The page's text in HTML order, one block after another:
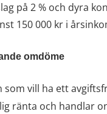
på 2 % och dyra
150 000 kr i
omdöme
som vill ha ett
ränta och handlar